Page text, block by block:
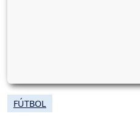
FÚTBOL